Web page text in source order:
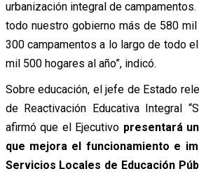
urbanización integral de
todo nuestro gobierno más de 580
300 campamentos a lo largo de todo
mil 500 hogares al año”, indicó.
Sobre educación, el jefe de Estado
de Reactivación Educativa Integral
afirmó que el Ejecutivo presentará
que mejora el funcionamiento e
Servicios Locales de Educación